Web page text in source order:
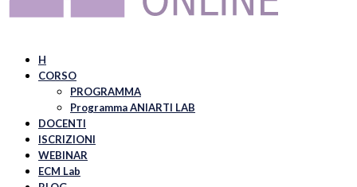
H
CORSO
PROGRAMMA
Programma ANIARTI LAB
DOCENTI
ISCRIZIONI
WEBINAR
ECM Lab